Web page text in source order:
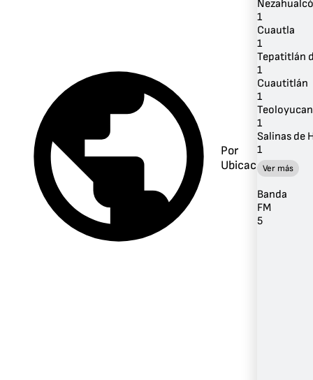
Por
Ubicación
1
Cuautla
1
Tepatitlán
1
Cuautitlán
1
Teoloyucan
1
Salinas de
1
Ver más
Banda
FM
5